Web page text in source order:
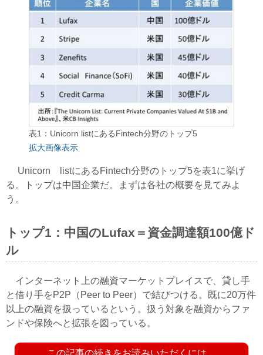
表1：Unicorn listにあるFintech分野のトップ5
拡大画像表示
Unicorn listにあるFintech分野のトップ5を表1に挙げ
る。トップは中国企業だ。まずは各社の概要を見てみよ
う。
トップ1：中国のLufax＝資金調達額100億ド
ル
インターネット上の融資マーケットプレイスで、貸し手
と借り手をP2P（Peer to Peer）で結びつける。既に20万件
以上の融資を扱っているという。扱う対象を融資からファ
ンドや保険へと拡張を図っている。
この記事の続きをお読みいただくには、